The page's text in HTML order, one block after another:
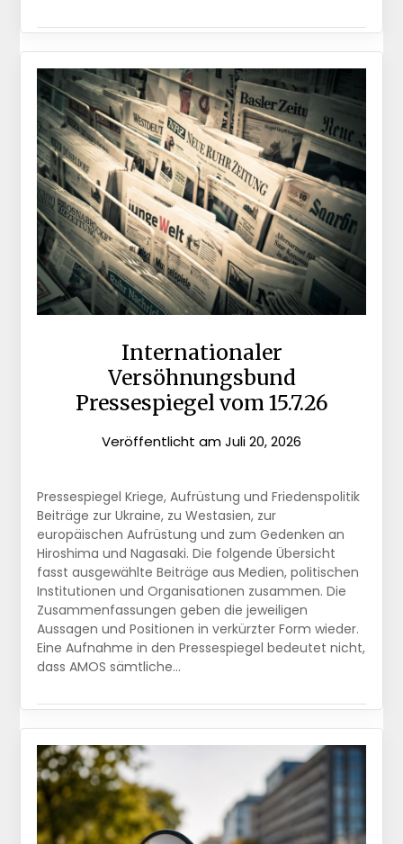
Internationaler
Versöhnungsbund
Pressespiegel vom 15.7.26
Veröffentlicht amJuli 20, 2026
Pressespiegel Kriege, Aufrüstung und Friedenspolitik
Beiträge zur Ukraine, zu Westasien, zur
europäischen Aufrüstung und zum Gedenken an
Hiroshima und Nagasaki. Die folgende Übersicht
fasst ausgewählte Beiträge aus Medien, politischen
Institutionen und Organisationen zusammen. Die
Zusammenfassungen geben die jeweiligen
Aussagen und Positionen in verkürzter Form wieder.
Eine Aufnahme in den Pressespiegel bedeutet nicht,
dass AMOS sämtliche…